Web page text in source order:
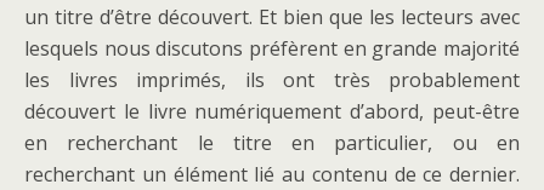
un titre d’être découvert. Et bien que les lecteurs avec
lesquels nous discutons préfèrent en grande majorité
les livres imprimés, ils ont très probablement
découvert le livre numériquement d’abord, peut-être
en recherchant le titre en particulier, ou en
recherchant un élément lié au contenu de ce dernier.